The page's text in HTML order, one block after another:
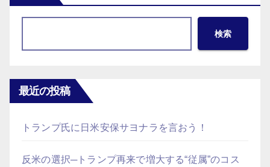
ペ
ー
送
り
検索
最近の投稿
トランプ氏に日米安保サヨナラを言おう！
反米の選択─トランプ再来で増大する“従属”のコス